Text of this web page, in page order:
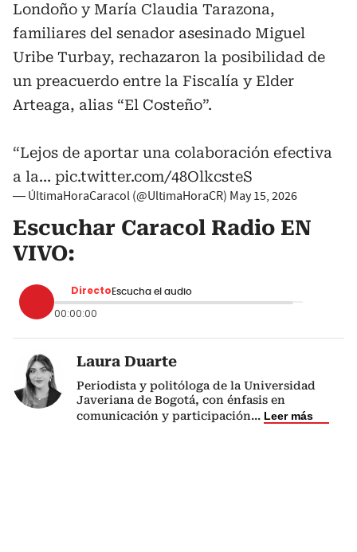
Londoño y María Claudia Tarazona,
familiares del senador asesinado Miguel
Uribe Turbay, rechazaron la posibilidad de
un preacuerdo entre la Fiscalía y Elder
Arteaga, alias “El Costeño”.
“Lejos de aportar una colaboración efectiva
a la… pic.twitter.com/48OlkcsteS
— ÚltimaHoraCaracol (@UltimaHoraCR) May 15, 2026
Escuchar Caracol Radio EN
VIVO:
Directo Escucha el audio
00:00:00
Laura Duarte
Periodista y politóloga de la Universidad
Javeriana de Bogotá, con énfasis en
comunicación y participación... Leer más